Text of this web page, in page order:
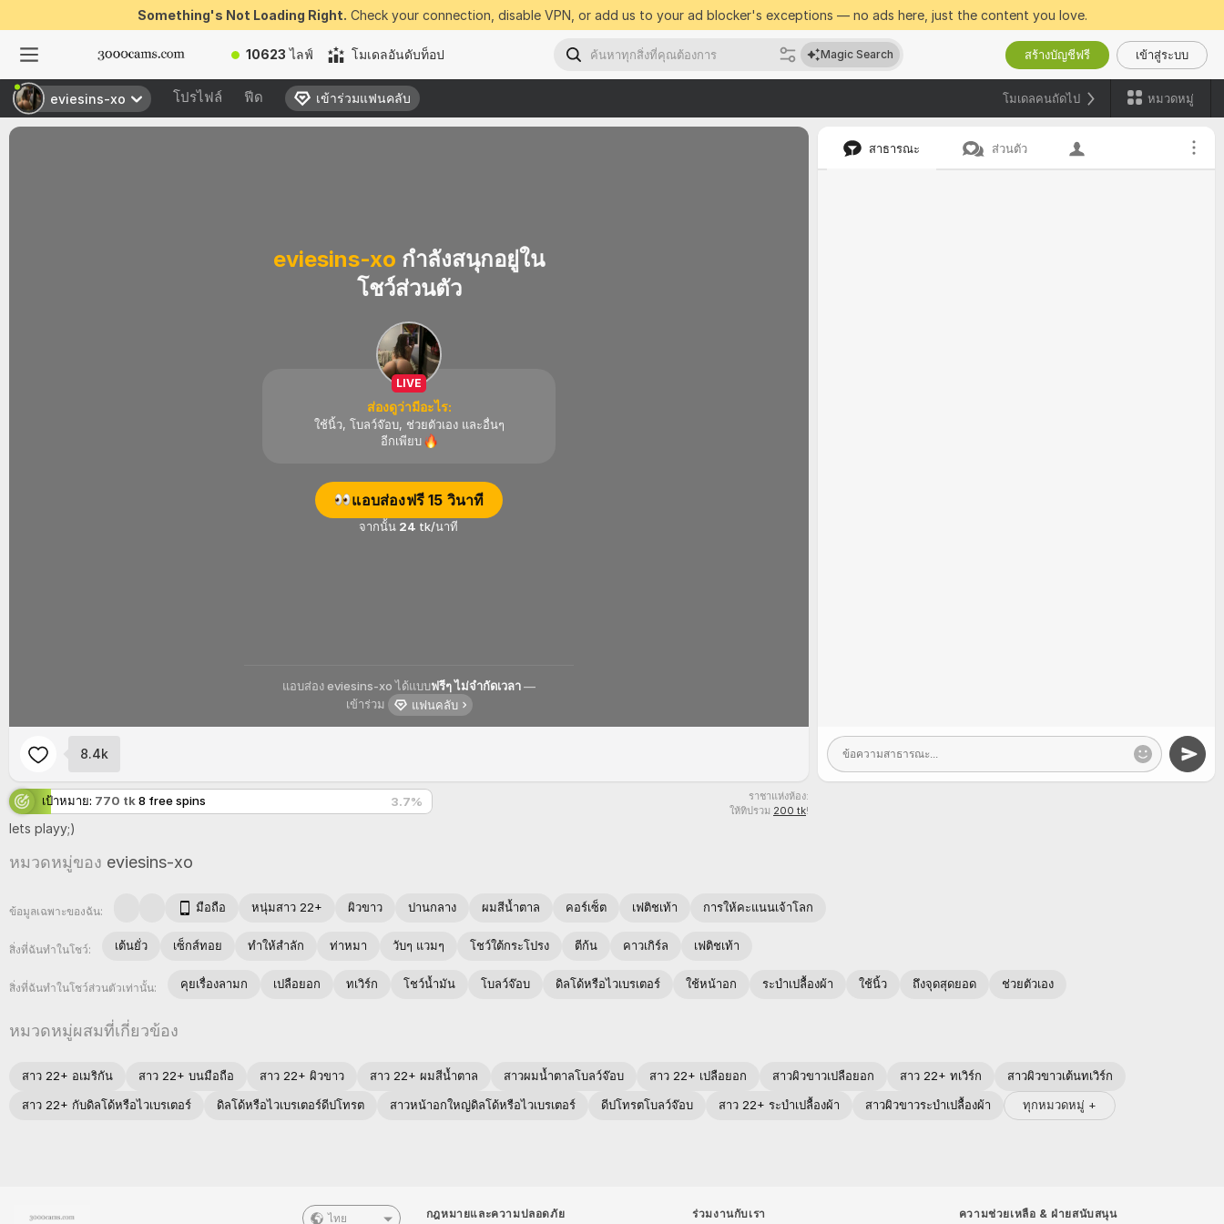
Something's Not Loading Right. Check your connection, disable VPN, or add us to your ad blocker's exceptions — no ads here, just the content you love.
10623 ไลฟ์ โมเดลอันดับท็อป Magic Search สร้างบัญชีฟรี เข้าสู่ระบบ
eviesins-xo โปรไฟล์ ฟีด เข้าร่วมแฟนคลับ
eviesins-xo เข้าร่วมแฟนคลับ โมเดลคนถัดไป หมวดหมู่
eviesins-xo กำลังสนุกอยู่ใน
โชว์ส่วนตัว
LIVE
ส่องดูว่ามีอะไร:
ใช้นิ้ว, โบลว์จ๊อบ, ช่วยตัวเอง และอื่นๆ
อีกเพียบ
แอบส่องฟรี 15 วินาที
จากนั้น 24 tk/นาที
แอบส่องeviesins-xoได้แบบฟรีๆ ไม่จำกัดเวลา—
เข้าร่วม
แฟนคลับ
8.4k
เป้าหมาย: 770 tk8 free spins 3.7%
lets playy;)
ราชาแห่งห้อง:
ให้ทิปรวม 200 tk!
สาธารณะ ส่วนตัว
หมวดหมู่ของ eviesins-xo
ข้อมูลเฉพาะของฉัน: มือถือ หนุ่มสาว 22+ ผิวขาว ปานกลาง ผมสีน้ำตาล คอร์เซ็ต เฟติชเท้า การให้คะแนนเจ้าโลก
สิ่งที่ฉันทำในโชว์: เต้นยั่ว เซ็กส์ทอย ทำให้สำลัก ท่าหมา วับๆ แวมๆ โชว์ใต้กระโปรง ตีก้น คาวเกิร์ล เฟติชเท้า
สิ่งที่ฉันทำในโชว์ส่วนตัวเท่านั้น: คุยเรื่องลามก เปลือยอก ทเวิร์ก โชว์น้ำมัน โบลว์จ๊อบ ดิลโด้หรือไวเบรเตอร์ ใช้หน้าอก ระบำเปลื้องผ้า ใช้นิ้ว ถึงจุดสุดยอด ช่วยตัวเอง
หมวดหมู่ผสมที่เกี่ยวข้อง
สาว 22+ อเมริกัน สาว 22+ บนมือถือ สาว 22+ ผิวขาว สาว 22+ ผมสีน้ำตาล สาวผมน้ำตาลโบลว์จ๊อบ สาว 22+ เปลือยอก สาวผิวขาวเปลือยอก สาว 22+ ทเวิร์ก
สาวผิวขาวเต้นทเวิร์ก
สาว 22+ กับดิลโด้หรือไวเบรเตอร์
ดิลโด้หรือไวเบรเตอร์ดีปโทรต สาวหน้าอกใหญ่ดิลโด้หรือไวเบรเตอร์ ดีปโทรตโบลว์จ๊อบ สาว 22+ ระบำเปลื้องผ้า สาวผิวขาวระบำเปลื้องผ้า ทุกหมวดหมู่ +
ไทย กฎหมายและความปลอดภัย ร่วมงานกับเรา ความช่วยเหลือ & ฝ่ายสนับสนุน